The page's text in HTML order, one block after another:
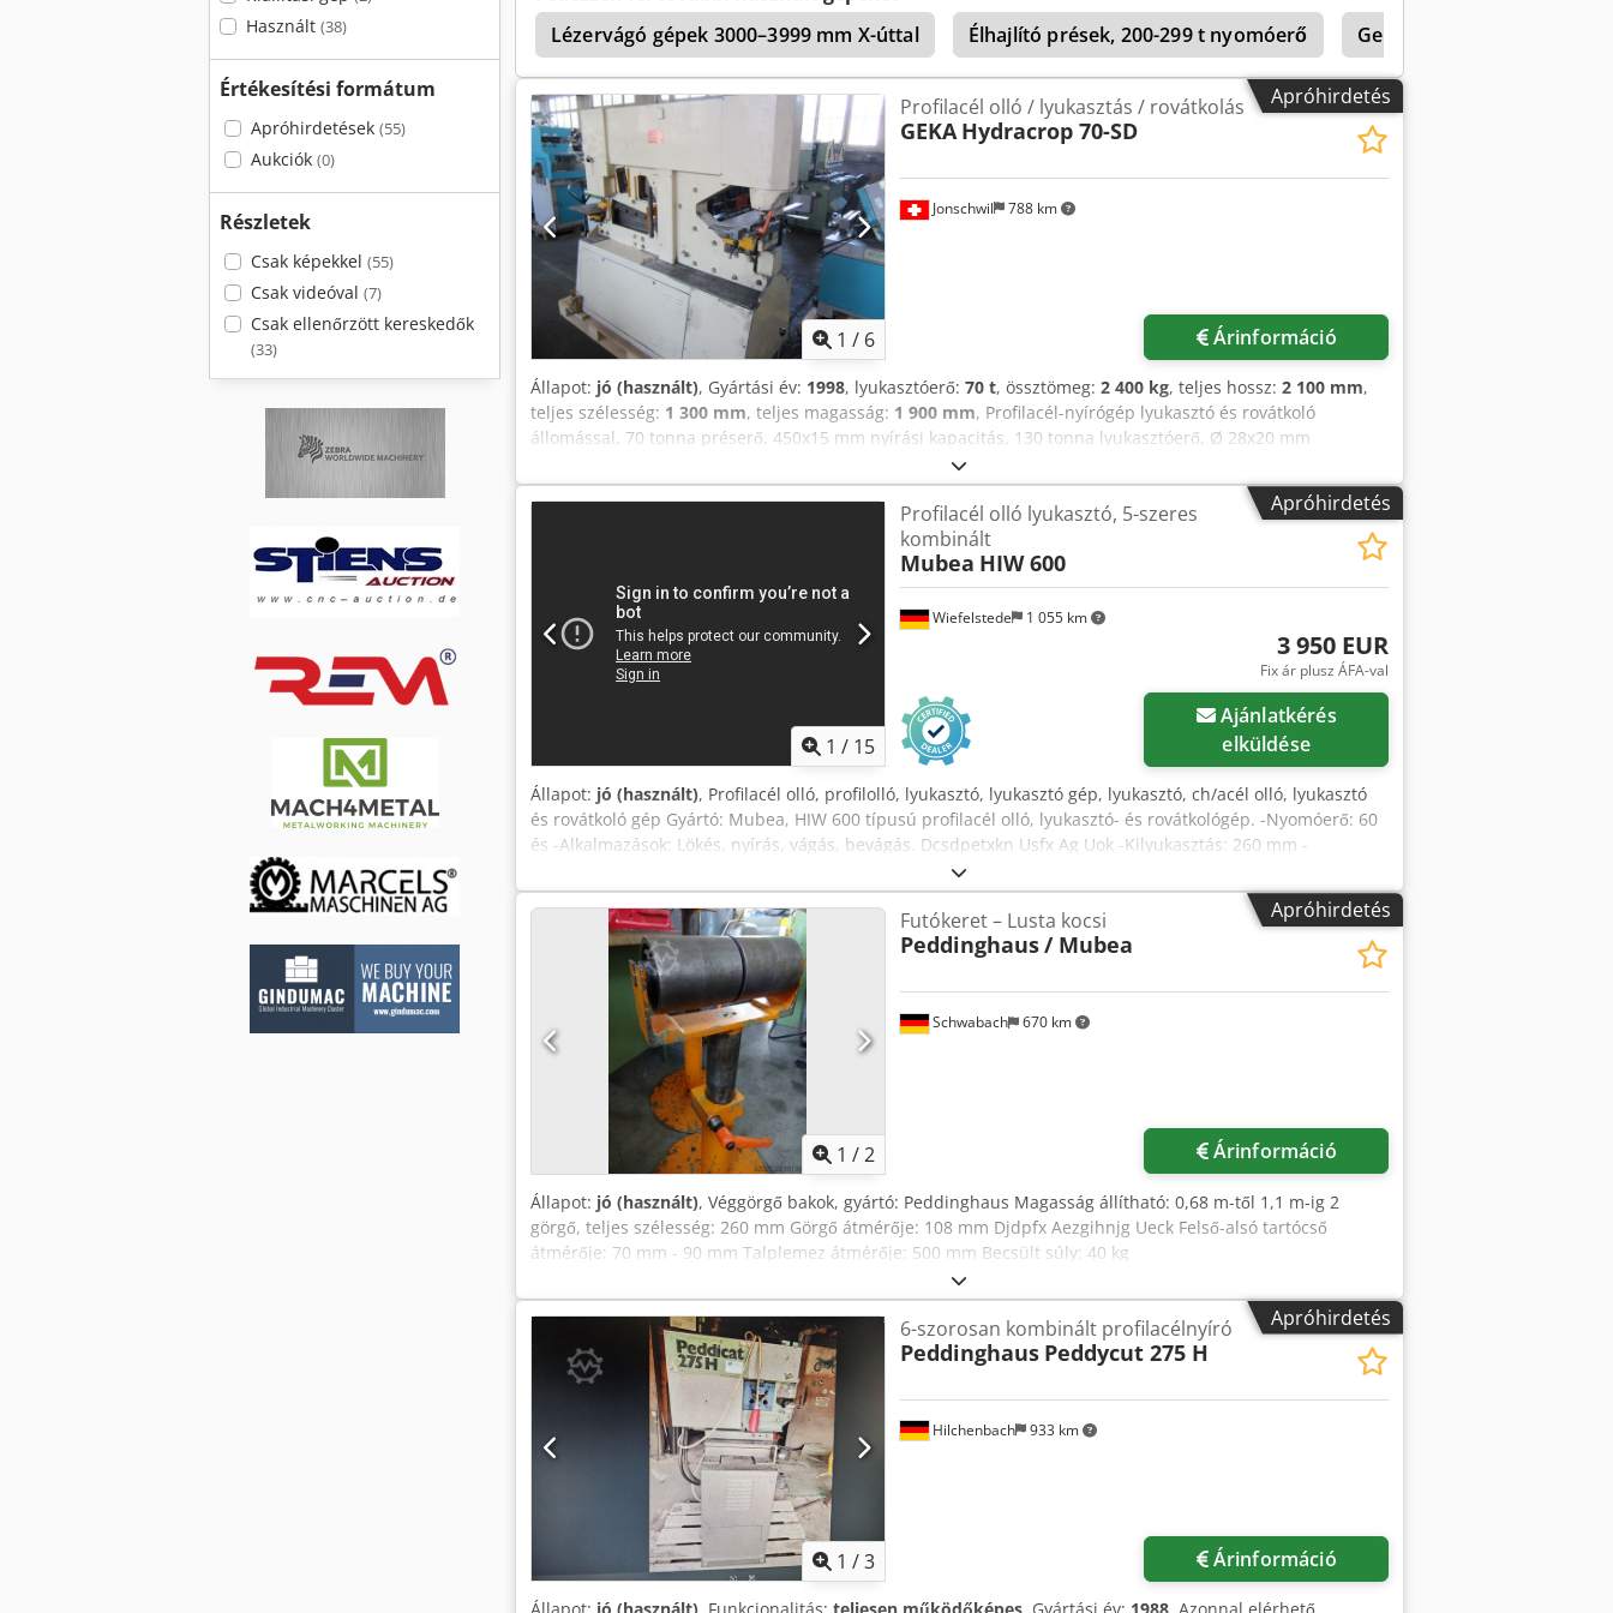
Használt (38)
Értékesítési formátum
Apróhirdetések (55)
Aukciók (0)
Részletek
Csak képekkel (55)
Csak videóval (7)
Csak ellenőrzött kereskedők
(33)
Hajtogatóállomás 5 munkaállomás Laposvágó olló deformáció-csökkentő berendezéssel Szögacél-vágó olló
kerek- és négyzetacél nyílásokkal Dsdpewirnxefx Ag Ujck Háromszögkivágó Lyukasztó Laposvas hajlító
egység Laposacél állomáson asztal Kivágóállomáson asztal Hosszütköző 1000 mm, elektromos
érintkezőindítással, lapos-, szög- és rúdacél-állomáshoz Hidraulikus hajtás 2 lábpedál Használati útmutató
NÉMET és ANGOL nyelven
Lézervágó gépek 3000–3999 mm X-úttal
Élhajlító prések, 200-299 t nyomóerő Geka
Geka Hydracrop
Apróhirdetés
1 / 6
Jonschwil 788 km
Profilacél olló / lyukasztás / rovátkolás
GEKA Hydracrop 70-SD
Árinformáció
Állapot: jó (használt), Gyártási év: 1998, lyukasztóerő: 70 t, össztömeg: 2 400 kg, teljes hossz: 2 100 mm,
teljes szélesség: 1 300 mm, teljes magasság: 1 900 mm, Profilacél-nyírógép lyukasztó és rovátkoló
állomással, 70 tonna préserő, 450x15 mm nyírási kapacitás, 130 tonna lyukasztóerő, Ø 28x20 mm
lyukasztási kapacitás, 500 mm lyukasztótorkolat, 1150x530 mm lyukasztóasztal megállókkal, nyírási
hosszmegállító kioldóval, 2 lábpedál, sok lyukasztószerszám; méretek 1300x2100x1800 mm, kb. 2400 kg.
Apróhirdetés
1 / 15
Wiefelstede 1 055 km
Profilacél olló lyukasztó, 5-szeres
kombinált
Mubea HIW 600
3 950 EUR
Fix ár plusz ÁFA-val
Ajánlatkérés
elküldése
Állapot: jó (használt), Profilacél olló, profilolló, lyukasztó, lyukasztó gép, lyukasztó, ch/acél olló, lyukasztó
és rovátkoló gép Gyártó: Mubea, HIW 600 típusú profilacél olló, lyukasztó- és rovátkológép. -Nyomóerő: 60
és -Alkalmazások: Lökés, nyírás, vágás, bevágás. Dcsdpetxkn Usfx Ag Uok -Kilyukasztás: 260 mm -
Kiegészítők: beleértve a lyukasztószerszámot, lásd a képeket. -Méretek: 1470/960/H2140 mm -Súly: 1283 kg
Apróhirdetés
1 /2
Schwabach 670 km
Futókeret – Lusta kocsi
Peddinghaus/ Mubea
Árinformáció
Állapot: jó (használt), Véggörgő bakok, gyártó: Peddinghaus Magasság állítható: 0,68 m-től 1,1 m-ig 2
görgő, teljes szélesség: 260 mm Görgő átmérője: 108 mm Djdpfx Aezgihnjg Ueck Felső-alsó tartócső
átmérője: 70 mm - 90 mm Talplemez átmérője: 500 mm Becsült súly: 40 kg
Apróhirdetés
1 /3
Hilchenbach 933 km
6-szorosan kombinált profilacélnyíró
Peddinghaus Peddycut 275 H
Árinformáció
Állapot: jó (használt) , Funkcionalitás: teljesen működőképes , Gyártási év: 1988 , Azonnal elérhető